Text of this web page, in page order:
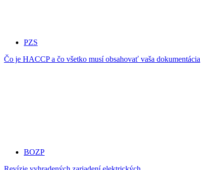
PZS
Čo je HACCP a čo všetko musí obsahovať vaša dokumentácia
BOZP